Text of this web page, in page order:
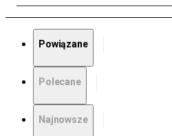
Powiązane
Polecane
Najnowsze